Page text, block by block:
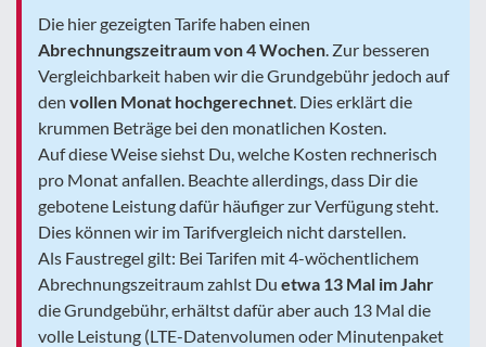
Die hier gezeigten Tarife haben einen
Abrechnungszeitraum von 4 Wochen . Zur besseren
Vergleichbarkeit haben wir die Grundgebühr jedoch auf
den vollen Monat hochgerechnet . Dies erklärt die
krummen Beträge bei den monatlichen Kosten.
Auf diese Weise siehst Du, welche Kosten rechnerisch
pro Monat anfallen. Beachte allerdings, dass Dir die
gebotene Leistung dafür häufiger zur Verfügung steht.
Dies können wir im Tarifvergleich nicht darstellen.
Als Faustregel gilt: Bei Tarifen mit 4-wöchentlichem
Abrechnungszeitraum zahlst Du etwa 13 Mal im Jahr
die Grundgebühr, erhältst dafür aber auch 13 Mal die
volle Leistung (LTE-Datenvolumen oder Minutenpaket